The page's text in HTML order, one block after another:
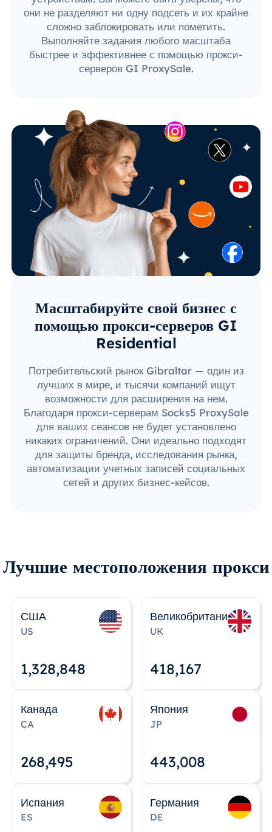
они не разделяют ни одну подсеть и их крайне
сложно заблокировать или пометить.
Выполняйте задания любого масштаба
быстрее и эффективнее с помощью прокси-
серверов GI ProxySale.
Масштабируйте свой бизнес с
помощью прокси-серверов GI
Residential
Потребительский рынок Gibraltar — один из
лучших в мире, и тысячи компаний ищут
возможности для расширения на нем.
Благодаря прокси-серверам Socks5 ProxySale
для ваших сеансов не будет установлено
никаких ограничений. Они идеально подходят
для защиты бренда, исследования рынка,
автоматизации учетных записей социальных
сетей и других бизнес-кейсов.
Лучшие местоположения прокси
США
US
1,328,848
Великобритания
UK
418,167
Канада
CA
268,495
Япония
JP
443,008
Испания
ES
Германия
DE